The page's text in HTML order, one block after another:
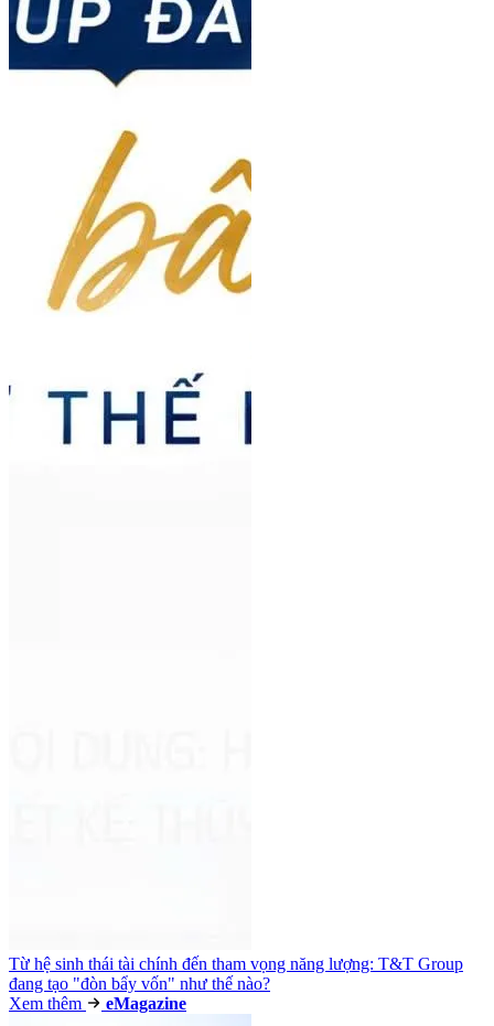
Từ hệ sinh thái tài chính đến tham vọng năng lượng: T&T Group
đang tạo "đòn bẩy vốn" như thế nào?
Xem thêm
eMagazine